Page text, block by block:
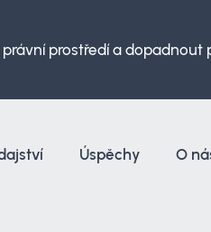
prostředí a dopadnout
Úspěchy O